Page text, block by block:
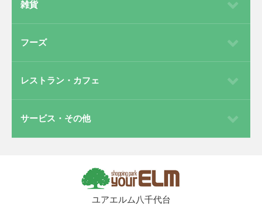
雑貨
フーズ
レストラン・カフェ
サービス・その他
ユアエルム八千代台